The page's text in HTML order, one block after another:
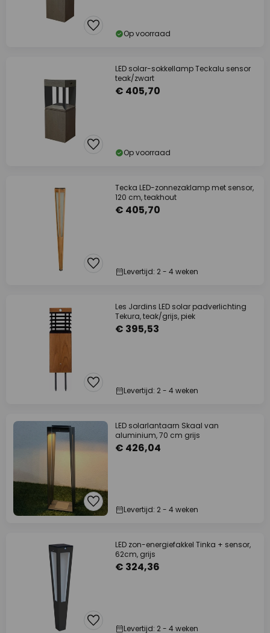
Op voorraad
LED solar-sokkellamp Teckalu sensor
teak/zwart
€ 405,70
Op voorraad
Tecka LED-zonnezaklamp met sensor,
120 cm, teakhout
€ 405,70
Levertijd: 2 - 4 weken
Les Jardins LED solar padverlichting
Tekura, teak/grijs, piek
€ 395,53
Levertijd: 2 - 4 weken
LED solarlantaarn Skaal van
aluminium, 70 cm grijs
€ 426,04
Levertijd: 2 - 4 weken
LED zon-energiefakkel Tinka + sensor,
62cm, grijs
€ 324,36
Levertijd: 2 - 4 weken